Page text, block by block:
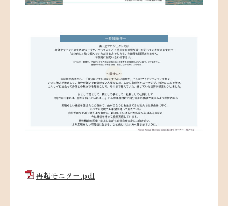
再起モニター.pdf